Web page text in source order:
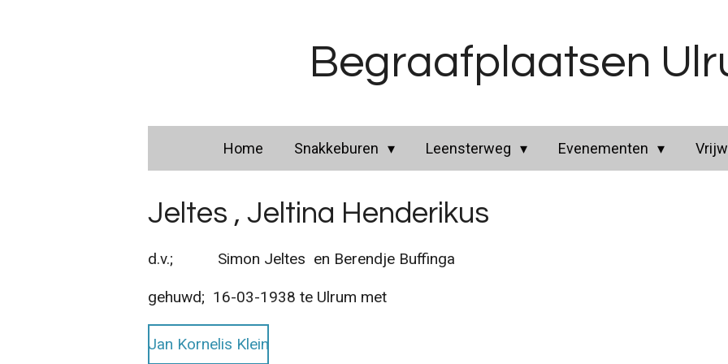
Begraafplaatsen
Home Snakkeburen Leensterweg Evenementen
Jeltes , Jeltina Henderikus
d.v.; Simon Jeltes en Berendje Buffinga
gehuwd; 16-03-1938 te Ulrum met
Jan Kornelis Klein